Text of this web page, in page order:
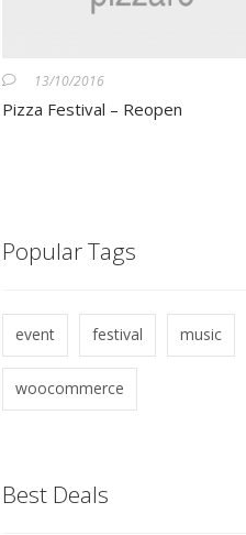
13/10/2016
Pizza Festival – Reopen
Popular Tags
event festival music
woocommerce
Best Deals